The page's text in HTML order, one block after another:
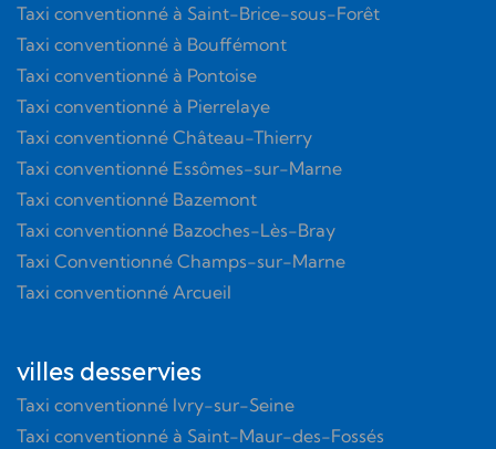
Taxi conventionné à Saint-Brice-sous-Forêt
Taxi conventionné à Bouffémont
Taxi conventionné à Pontoise
Taxi conventionné à Pierrelaye
Taxi conventionné Château-Thierry
Taxi conventionné Essômes-sur-Marne
Taxi conventionné Bazemont
Taxi conventionné Bazoches-Lès-Bray
Taxi Conventionné Champs-sur-Marne
Taxi conventionné Arcueil
villes desservies
Taxi conventionné Ivry-sur-Seine
Taxi conventionné à Saint-Maur-des-Fossés